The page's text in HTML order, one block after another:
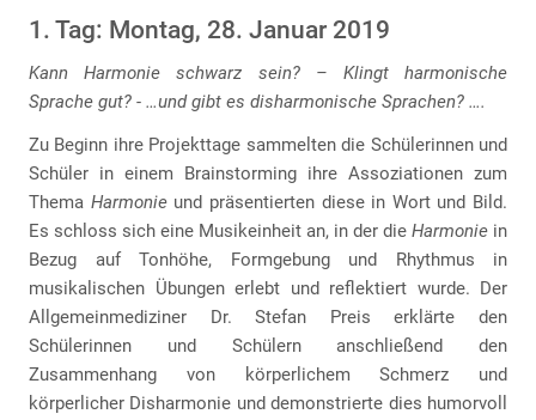
1. Tag: Montag, 28. Januar 2019
Kann Harmonie schwarz sein? – Klingt harmonische
Sprache gut? - …und gibt es disharmonische Sprachen? ….
Zu Beginn ihre Projekttage sammelten die Schülerinnen und
Schüler in einem Brainstorming ihre Assoziationen zum
Thema Harmonieund präsentierten diese in Wort und Bild.
Es schloss sich eine Musikeinheit an, in der die Harmonie in
Bezug auf Tonhöhe, Formgebung und Rhythmus in
musikalischen Übungen erlebt und reflektiert wurde. Der
Allgemeinmediziner Dr. Stefan Preis erklärte den
Schülerinnen und Schülern anschließend den
Zusammenhang von körperlichem Schmerz und
körperlicher Disharmonie und demonstrierte dies humorvoll